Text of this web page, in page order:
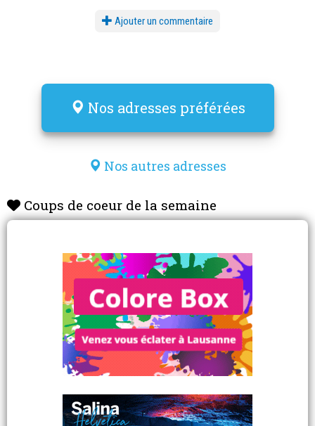
Ajouter un commentaire
Nos adresses préférées
Nos autres adresses
Coups de coeur de la semaine